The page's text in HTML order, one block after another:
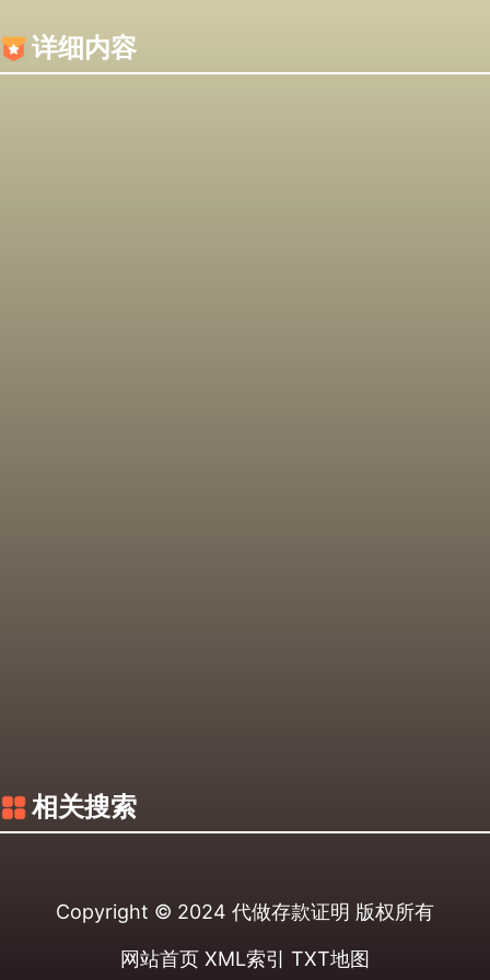
详细内容
相关搜索
Copyright © 2024 代做存款证明 版权所有
网站首页 XML索引 TXT地图